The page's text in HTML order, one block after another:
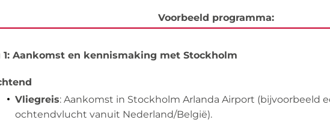
Voorbeeld programma:
1: Aankomst en kennismaking met Stockholm
Vliegreis: Aankomst in Stockholm Arlanda Airport (bijvoorbeeld
ochtendvlucht vanuit Nederland/België).